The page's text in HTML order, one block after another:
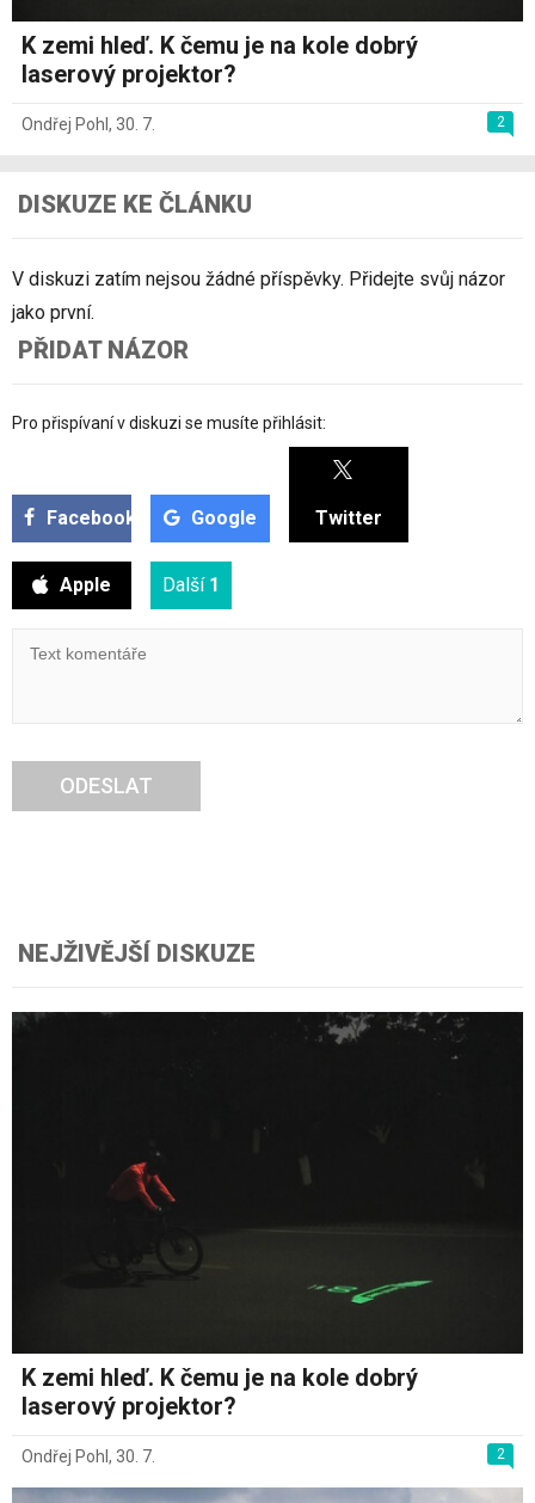
K zemi hleď. K čemu je na kole dobrý
laserový projektor?
2
Ondřej Pohl , 30. 7.
DISKUZE KE ČLÁNKU
V diskuzi zatím nejsou žádné příspěvky. Přidejte svůj názor
jako první.
PŘIDAT NÁZOR
Pro přispívaní v diskuzi se musíte přihlásit:
Facebook Google Twitter
Apple Další 1
ODESLAT
NEJŽIVĚJŠÍ DISKUZE
K zemi hleď. K čemu je na kole dobrý
laserový projektor?
2
Ondřej Pohl , 30. 7.